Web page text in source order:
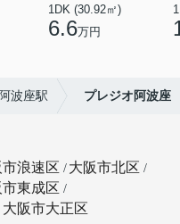
1DK (30.92㎡)
6.6万円
阿波座駅 プレジオ阿波座
市浪速区
大阪市北区
市東成区
大阪市大正区